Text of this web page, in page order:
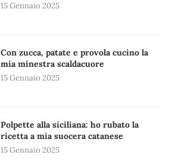
15 Gennaio 2025
Con zucca, patate e provola cucino la
mia minestra scaldacuore
15 Gennaio 2025
Polpette alla siciliana: ho rubato la
ricetta a mia suocera catanese
15 Gennaio 2025